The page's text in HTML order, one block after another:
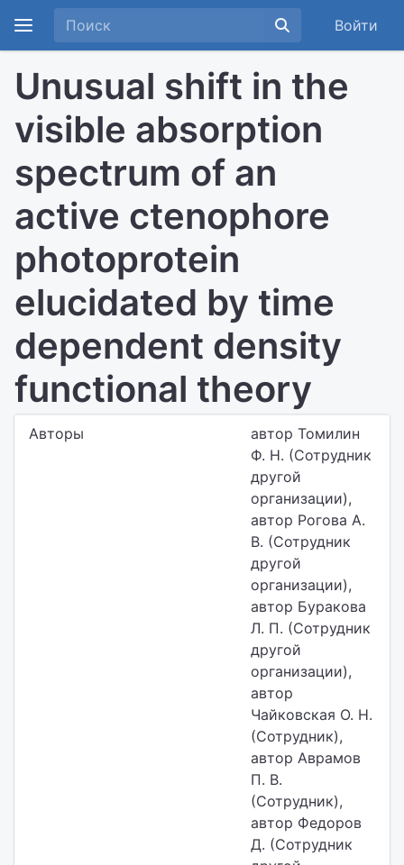
Войти
Unusual shift in the
visible absorption
spectrum of an
active ctenophore
photoprotein
elucidated by time
dependent density
functional theory
Авторы
автор Томилин
Ф. Н. (Сотрудник
другой
организации),
автор Рогова А.
В. (Сотрудник
другой
организации),
автор Буракова
Л. П. (Сотрудник
другой
организации),
автор
Чайковская О. Н.
(Сотрудник),
автор Аврамов
П. В.
(Сотрудник),
автор Федоров
Д. (Сотрудник